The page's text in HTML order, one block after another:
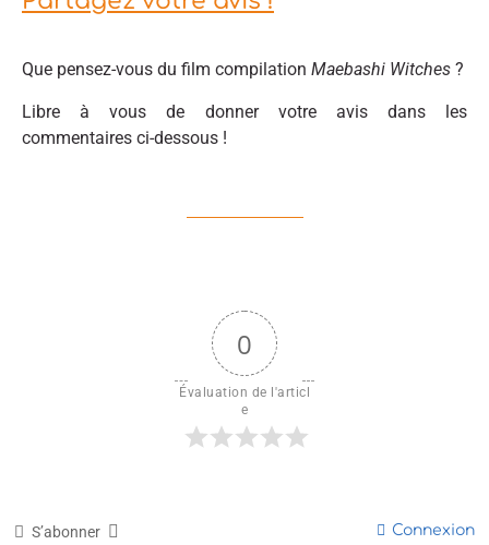
Que pensez-vous du film compilation Maebashi Witches ?
Libre à vous de donner votre avis dans les
commentaires ci-dessous !
0
Évaluation de l'articl
e
S’abonner Connexion